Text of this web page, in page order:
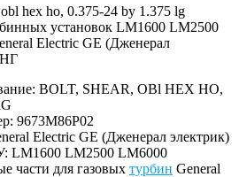
BOLT, SHEAR, OBl HEX HO,
9673M86P02
Electric GE (Дженерал электрик)
LM1600 LM2500 LM6000
части для газовых турбин General